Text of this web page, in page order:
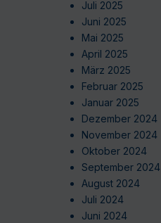
Juli 2025
Juni 2025
Mai 2025
April 2025
März 2025
Februar 2025
Januar 2025
Dezember 2024
November 2024
Oktober 2024
September 2024
August 2024
Juli 2024
Juni 2024